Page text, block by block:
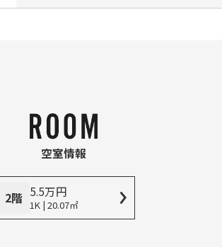
空室情報
2階 5.5万円
1K | 20.07㎡